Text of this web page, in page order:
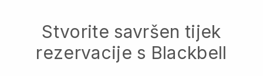
Stvorite savršen tijek
rezervacije s Blackbell